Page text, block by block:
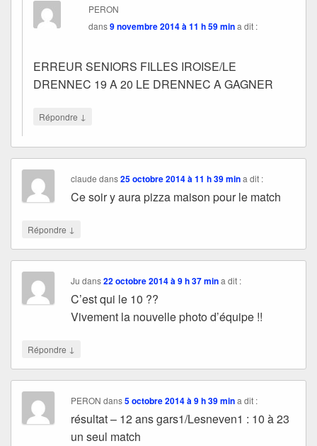
PERON
dans9 novembre 2014 à 11 h 59 mina dit :
ERREUR SENIORS FILLES IROISE/LE
DRENNEC 19 A 20 LE DRENNEC A GAGNER
Répondre ↓
claude dans25 octobre 2014 à 11 h 39 min a dit :
Ce soir y aura pizza maison pour le match
Répondre ↓
Ju dans22 octobre 2014 à 9 h 37 min a dit :
C’est qui le 10 ??
Vivement la nouvelle photo d’équipe !!
Répondre ↓
PERON dans5 octobre 2014 à 9 h 39 min a dit :
résultat – 12 ans gars1/Lesneven1 : 10 à 23
un seul match